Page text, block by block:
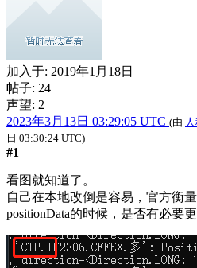
加入于: 2019年1月18日
帖子: 24
声望: 2
2023年3月13日 03:29:05 UTC (由
日 03:30:24 UTC)
#1
看图就知道了。
自己在本地改倒是容易，官方衡
positionData的时候，是否有必要